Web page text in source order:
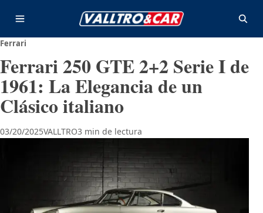
Abrir menú Abrir
Ferrari
Ferrari 250 GTE 2+2 Serie I de
1961: La Elegancia de un
Clásico italiano
03/20/2025VALLTRO3 min de lectura